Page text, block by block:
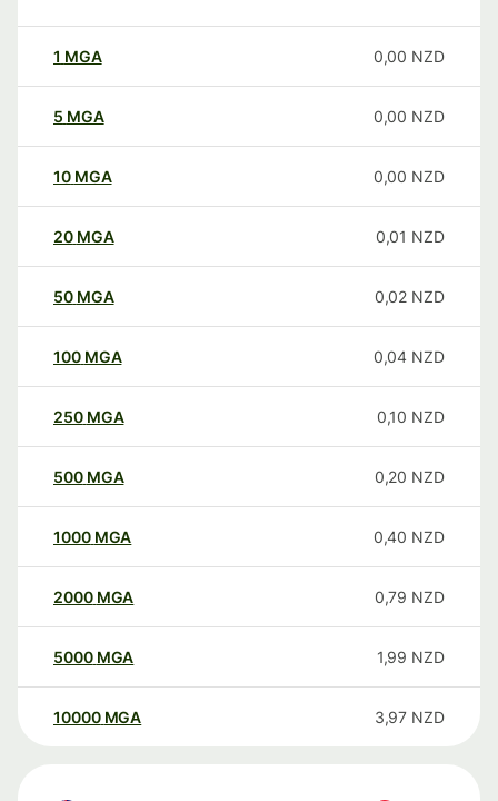
1 MGA 0,00 NZD
5 MGA 0,00 NZD
10 MGA 0,00 NZD
20 MGA 0,01 NZD
50 MGA 0,02 NZD
100 MGA 0,04 NZD
250 MGA 0,10 NZD
500 MGA 0,20 NZD
1000 MGA 0,40 NZD
2000 MGA 0,79 NZD
5000 MGA 1,99 NZD
10000 MGA 3,97 NZD